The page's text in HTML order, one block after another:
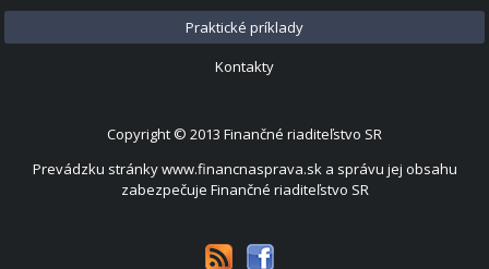
Praktické príklady
Kontakty
Copyright © 2013 Finančné riaditeľstvo SR
Prevádzku stránky www.financnasprava.sk a správu jej obsahu
zabezpečuje Finančné riaditeľstvo SR